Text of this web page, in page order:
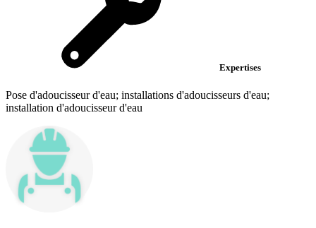
Expertises
Pose d'adoucisseur d'eau; installations d'adoucisseurs d'eau;
installation d'adoucisseur d'eau